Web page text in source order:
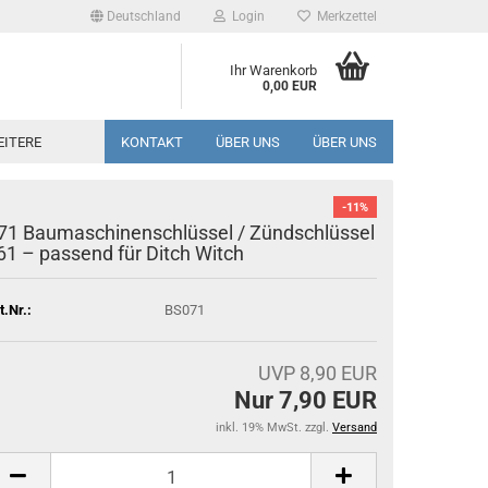
Deutschland Login Merkzettel
Ihr Warenkorb
0,00 EUR
KONTAKT ÜBER UNS ÜBER UNS
-11%
Baumaschinenschlüssel / Zündschlüssel
– passend für Ditch Witch
BS071
UVP 8,90 EUR
Nur 7,90 EUR
inkl. 19% MwSt. zzgl. Versand